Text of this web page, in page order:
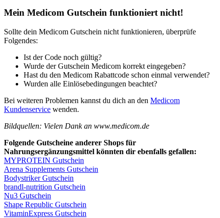
Mein Medicom Gutschein funktioniert nicht!
Sollte dein Medicom Gutschein nicht funktionieren, überprüfe
Folgendes:
Ist der Code noch gültig?
Wurde der Gutschein Medicom korrekt eingegeben?
Hast du den Medicom Rabattcode schon einmal verwendet?
Wurden alle Einlösebedingungen beachtet?
Bei weiteren Problemen kannst du dich an den Medicom
Kundenservice wenden.
Bildquellen: Vielen Dank an www.medicom.de
Folgende Gutscheine anderer Shops für
Nahrungsergänzungsmittel könnten dir ebenfalls gefallen:
MYPROTEIN Gutschein
Arena Supplements Gutschein
Bodystriker Gutschein
brandl-nutrition Gutschein
Nu3 Gutschein
Shape Republic Gutschein
VitaminExpress Gutschein